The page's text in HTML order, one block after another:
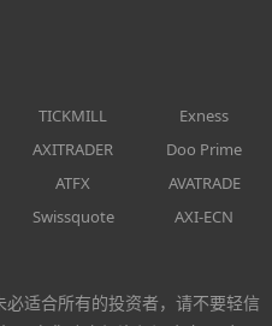
TICKMILL
Exness
AXITRADER
Doo Prime
ATFX
AVATRADE
Swissquote AXI-ECN
适合所有的投资者，请不要轻信